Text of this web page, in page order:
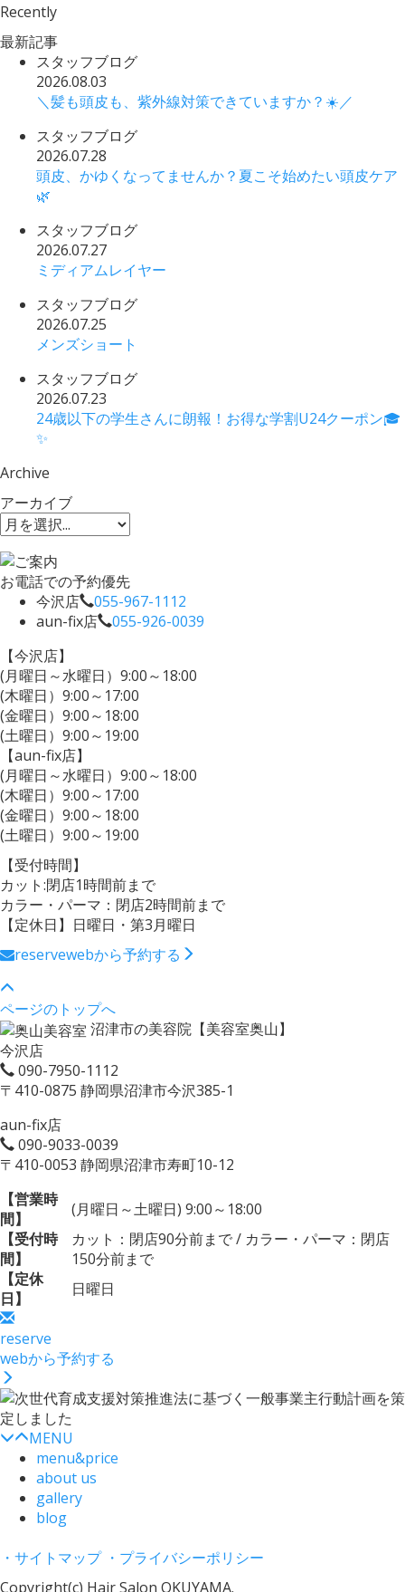
Recently
最新記事
スタッフブログ
2026.08.03
＼髪も頭皮も、紫外線対策できていますか？☀️／
スタッフブログ
2026.07.28
頭皮、かゆくなってませんか？夏こそ始めたい頭皮ケア
🌿
スタッフブログ
2026.07.27
ミディアムレイヤー
スタッフブログ
2026.07.25
メンズショート
スタッフブログ
2026.07.23
24歳以下の学生さんに朗報！お得な学割U24クーポン🎓
✨
Archive
アーカイブ
お電話での予約優先
今沢店
055-967-1112
aun-fix店
055-926-0039
【今沢店】
(月曜日～水曜日）9:00～18:00
(木曜日）9:00～17:00
(金曜日）9:00～18:00
(土曜日）9:00～19:00
【aun-fix店】
(月曜日～水曜日）9:00～18:00
(木曜日）9:00～17:00
(金曜日）9:00～18:00
(土曜日）9:00～19:00
【受付時間】
カット:閉店1時間前まで
カラー・パーマ：閉店2時間前まで
【定休日】日曜日・第3月曜日
reservewebから予約する
ページのトップへ
沼津市の美容院【美容室奥山】
今沢店
090-7950-1112
〒410-0875 静岡県沼津市今沢385-1
aun-fix店
090-9033-0039
〒410-0053 静岡県沼津市寿町10-12
【営業時
間】
(月曜日～土曜日) 9:00～18:00
【受付時
間】
カット：閉店90分前まで / カラー・パーマ：閉店
150分前まで
【定休
日】
日曜日
reserve
webから予約する
MENU
menu&price
about us
gallery
blog
・サイトマップ ・プライバシーポリシー
Copyright(c) Hair Salon OKUYAMA.